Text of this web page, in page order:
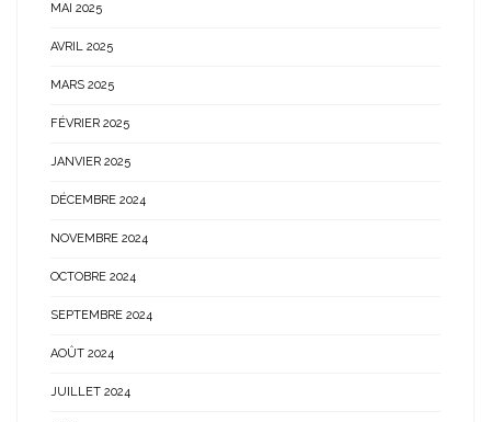
MAI 2025
AVRIL 2025
MARS 2025
FÉVRIER 2025
JANVIER 2025
DÉCEMBRE 2024
NOVEMBRE 2024
OCTOBRE 2024
SEPTEMBRE 2024
AOÛT 2024
JUILLET 2024